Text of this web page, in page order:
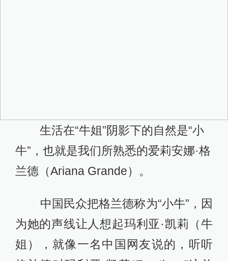
生活在“牛姐”阴影下的自然是“小
牛”，也就是我们所熟悉的爱莉安娜·格
兰德（Ariana Grande）。
中国民众把格兰德称为“小牛”，因
为她的声线让人想起玛利亚·凯莉（牛
姐），就像一名中国网友说的，听听